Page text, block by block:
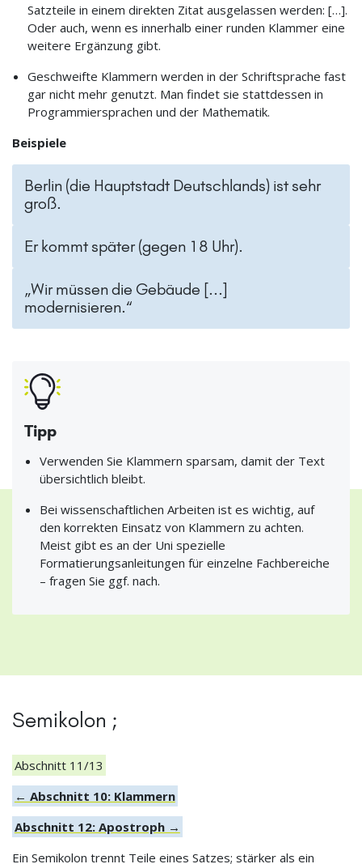
Satzteile in einem direkten Zitat ausgelassen werden: […].
Oder auch, wenn es innerhalb einer runden Klammer eine
weitere Ergänzung gibt.
Geschweifte Klammern werden in der Schriftsprache fast
gar nicht mehr genutzt. Man findet sie stattdessen in
Programmiersprachen und der Mathematik.
Beispiele
Berlin (die Hauptstadt Deutschlands) ist sehr
groß.
Er kommt später (gegen 18 Uhr).
„Wir müssen die Gebäude [...]
modernisieren.“
Tipp
Verwenden Sie Klammern sparsam, damit der Text
übersichtlich bleibt.
Bei wissenschaftlichen Arbeiten ist es wichtig, auf
den korrekten Einsatz von Klammern zu achten.
Meist gibt es an der Uni spezielle
Formatierungsanleitungen für einzelne Fachbereiche
– fragen Sie ggf. nach.
Semikolon ;
Abschnitt 11/13
← Abschnitt 10: Klammern
Abschnitt 12: Apostroph →
Ein Semikolon trennt Teile eines Satzes; stärker als ein